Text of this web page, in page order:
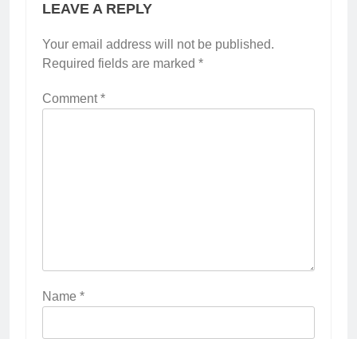
LEAVE A REPLY
Your email address will not be published.
Required fields are marked *
Comment*
Name *